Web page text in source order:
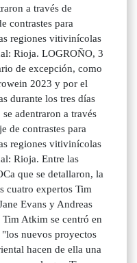
a través de
contrastes para
regiones vitivinícolas
Rioja. LOGROÑO, 3
de excepción, como
2023 y por el
durante los tres días
adentraron a través
de contrastes para
regiones vitivinícolas
Rioja. Entre las
que se detallaron, la
cuatro expertos Tim
Evans y Andreas
Atkim se centró en
nuevos proyectos
hacen de ella una